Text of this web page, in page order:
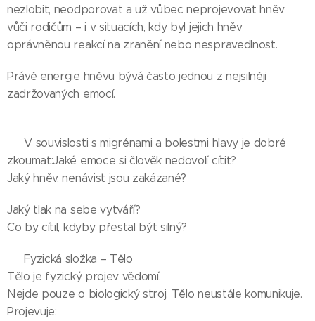
nezlobit, neodporovat a už vůbec neprojevovat hněv
vůči rodičům – i v situacích, kdy byl jejich hněv
oprávněnou reakcí na zranění nebo nespravedlnost.
Právě energie hněvu bývá často jednou z nejsilněji
zadržovaných emocí.
🍀 V souvislosti s migrénami a bolestmi hlavy je dobré
zkoumat:Jaké emoce si člověk nedovolí cítit?
Jaký hněv, nenávist jsou zakázané?
Jaký tlak na sebe vytváří?
Co by cítil, kdyby přestal být silný?
🌺 Fyzická složka – Tělo
Tělo je fyzický projev vědomí.
Nejde pouze o biologický stroj. Tělo neustále komunikuje.
Projevuje: